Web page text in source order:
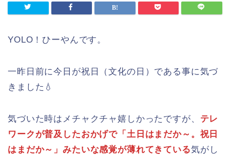
YOLO！ひーやんです。
一昨日前に今日が祝日（文化の日）である事に気づ
きました💧
気づいた時はメチャクチャ嬉しかったですが、 テレ
ワークが普及したおかげで「土日はまだか～。祝日
はまだか～ 」みたいな感覚が薄れてきている気がし